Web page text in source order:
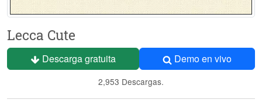
Lecca Cute
Descarga gratuita Demo en vivo
2,953 Descargas.